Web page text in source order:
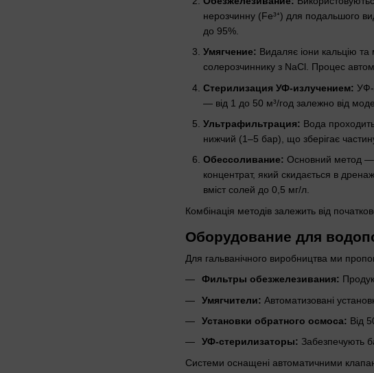
нерозчинну (Fe³⁺) для подальшого
до 95%.
Умягчение: Видаляє іони кальцію та
солерозчиннику з NaCl. Процес
Стерилизация УФ-излучением: УФ-
— від 1 до 50 м³/год залежно від
Ультрафильтрация: Вода
нижчий (1–5 бар), що зберігає
Обессоливание: Основний метод —
концентрат, який скидається в
вміст солей до 0,5 мг/л.
Комбінація методів залежить від
Оборудование для
Для гальванічного виробництва ми
Фильтры обезжелезивания:
Умягчители: Автоматизовані
Установки обратного осмоса: Від
УФ-стерилизаторы: Забезпечують
Системи оснащені автоматичними